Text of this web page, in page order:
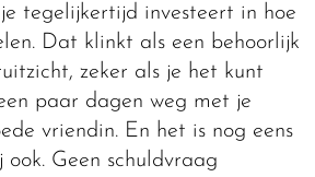
tegelijkertijd investeert in hoe
Dat klinkt als een behoorlijk
zeker als je het kunt
paar dagen weg met je
vriendin. En het is nog eens
Geen schuldvraag